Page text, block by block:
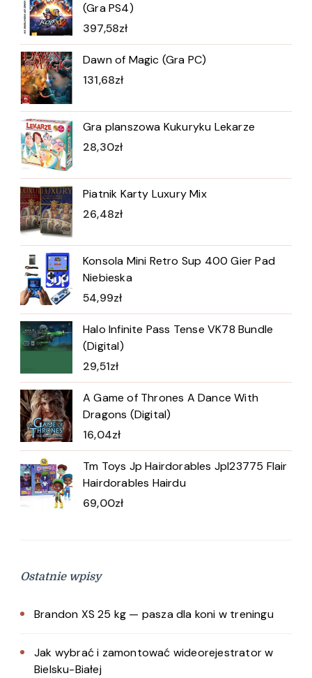
(Gra PS4)
397,58zł
Dawn of Magic (Gra PC)
131,68zł
Gra planszowa Kukuryku Lekarze
28,30zł
Piatnik Karty Luxury Mix
26,48zł
Konsola Mini Retro Sup 400 Gier Pad
Niebieska
54,99zł
Halo Infinite Pass Tense VK78 Bundle
(Digital)
29,51zł
A Game of Thrones A Dance With
Dragons (Digital)
16,04zł
Tm Toys Jp Hairdorables Jpl23775 Flair
Hairdorables Hairdu
69,00zł
Ostatnie wpisy
Brandon XS 25 kg — pasza dla koni w treningu
Jak wybrać i zamontować wideorejestrator w
Bielsku-Białej